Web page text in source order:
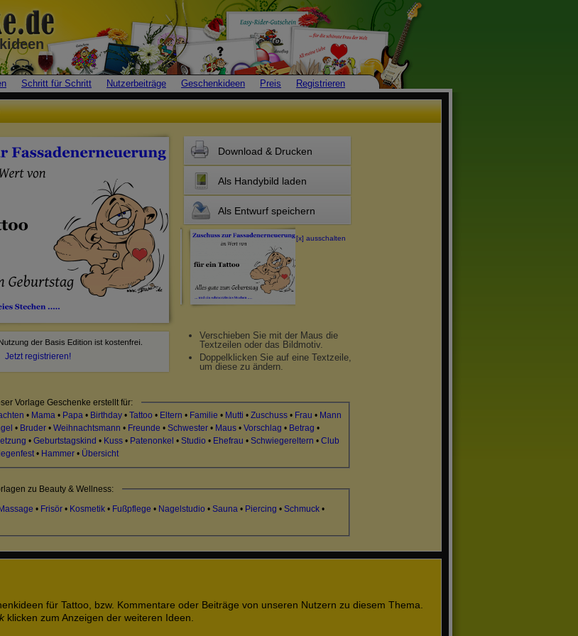
Jetzt registrieren!
Download & Drucken
Als Handybild laden
Als Entwurf speichern
[x] ausschalten
Verschieben Sie mit der Maus die
Textzeilen oder das Bildmotiv.
Doppelklicken Sie auf eine Textzeile,
um diese zu ändern.
Vorlage Geschenke erstellt für:
• Mama • Papa • Birthday • Tattoo • Eltern • Familie • Mutti • Zuschuss • Frau • Mann
• Bruder • Weihnachtsmann • Freunde • Schwester • Maus • Vorschlag • Betrag •
• Geburtstagskind • Kuss • Patenonkel • Studio • Ehefrau • Schwiegereltern • Club
• Hammer • Übersicht
zu Beauty & Wellness:
Massage • Frisör • Kosmetik • Fußpflege • Nagelstudio • Sauna • Piercing • Schmuck •
für Tattoo, bzw. Kommentare oder Beiträge von unseren Nutzern zu diesem Thema.
klicken zum Anzeigen der weiteren Ideen.
Schritt für Schritt Nutzerbeiträge Geschenkideen Preis Registrieren